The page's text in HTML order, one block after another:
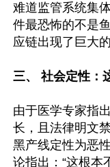
难道监管系统集
件最恐怖的不是
应链出现了巨大
三、 社会定性：
由于医学专家指
长，且法律明文
黑产线定性为恶
论指出：“这根本